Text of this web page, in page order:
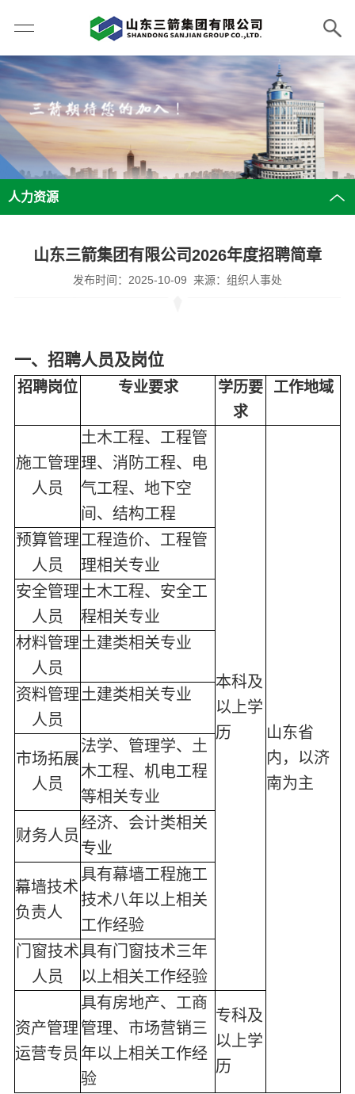
人力资源
山东三箭集团有限公司2026年度招聘简章
发布时间：2025-10-09 来源：组织人事处
一、招聘人员及岗位
招聘岗位 专业要求 学历要
求
工作地域
施工管理
人员
土木工程、工程管
理、消防工程、电
气工程、地下空
间、结构工程
本科及
以上学
历
山东省
内，以济
南为主
预算管理
人员
工程造价、工程管
理相关专业
安全管理
人员
土木工程、安全工
程相关专业
材料管理
人员
土建类相关专业
资料管理
人员
土建类相关专业
市场拓展
人员
法学、管理学、土
木工程、机电工程
等相关专业
财务人员
经济、会计类相关
专业
幕墙技术
负责人
具有幕墙工程施工
技术八年以上相关
工作经验
门窗技术
人员
具有门窗技术三年
以上相关工作经验
资产管理
运营专员
具有房地产、工商
管理、市场营销三
年以上相关工作经
验
专科及
以上学
历